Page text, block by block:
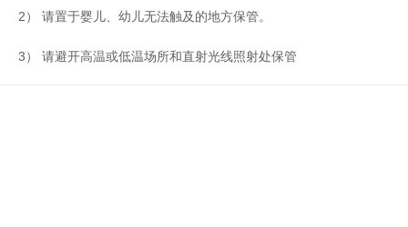
2） 请置于婴儿、幼儿无法触及的地方保管。
3） 请避开高温或低温场所和直射光线照射处保管